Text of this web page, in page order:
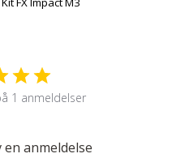
1 anmeldelser
en anmeldelse